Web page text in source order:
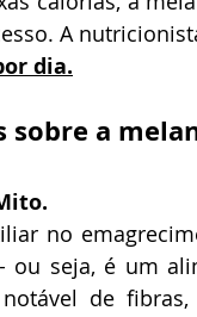
A
dia.
sobre a
no
ou seja, é um
de